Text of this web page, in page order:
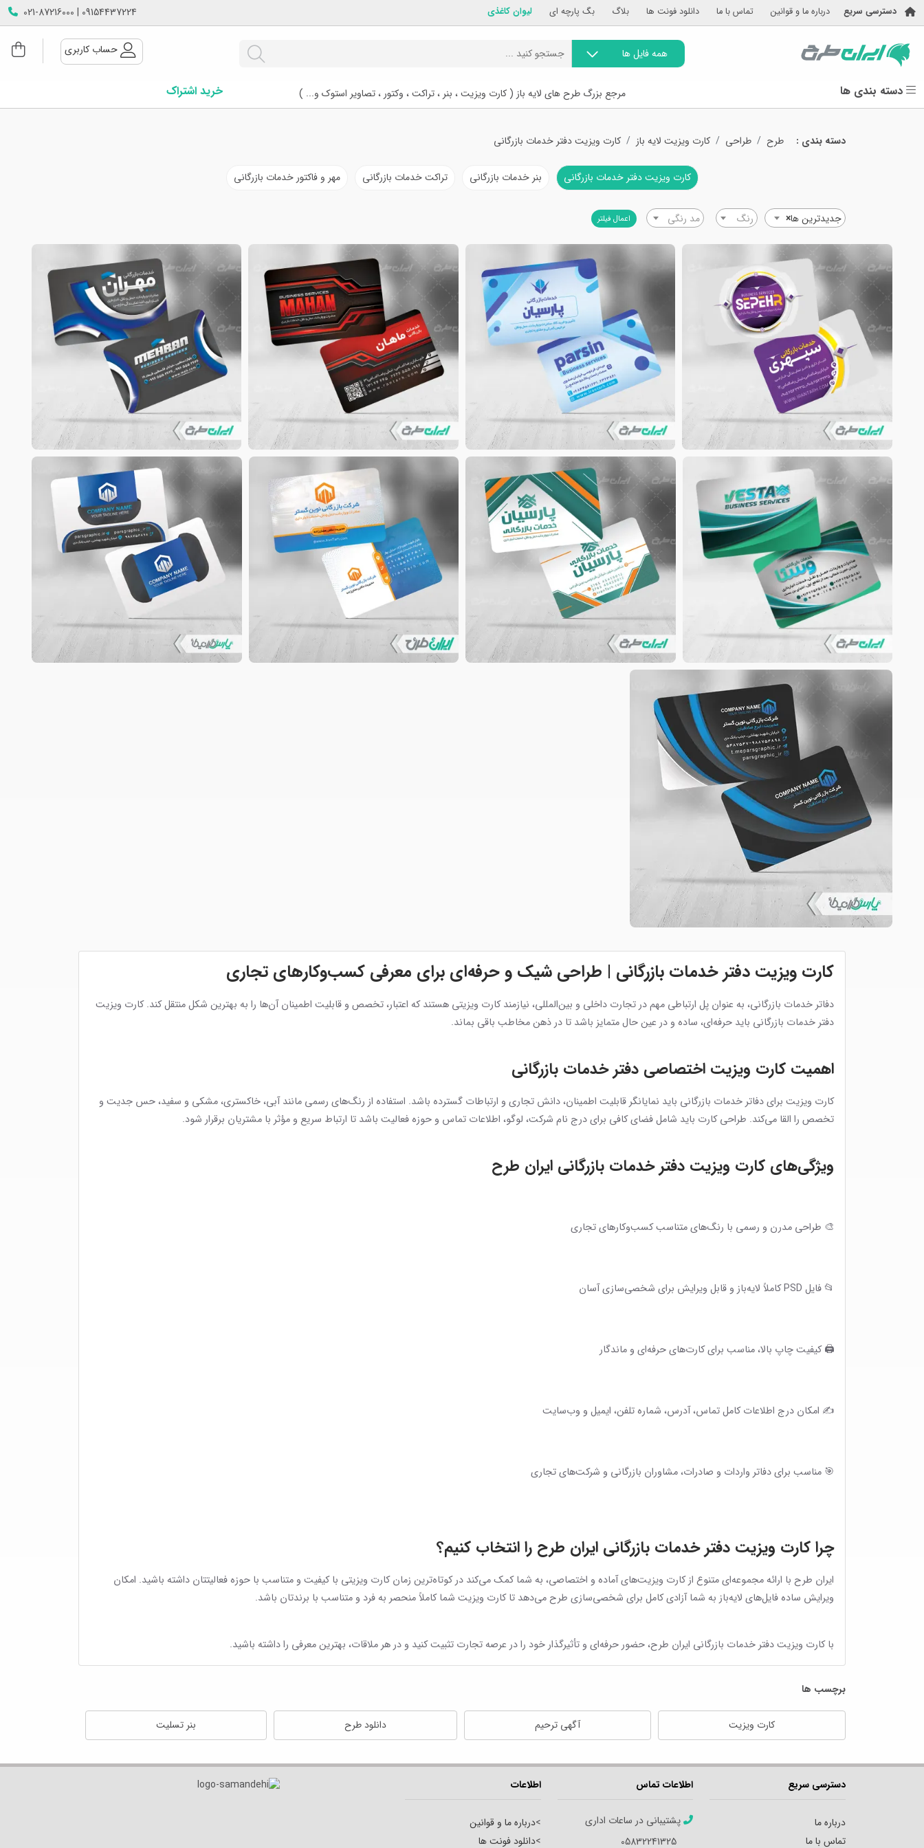
دسترسی سریع درباره ما و قوانین تماس با ما دانلود فونت ها بلاگ بگ پارچه ای لیوان کاغذی 09154437224 | 021-87216000
همه فایل ها حساب کاربری
دسته بندی ها مرجع بزرگ طرح های لایه باز ( کارت ویزیت ، بنر ، تراکت ، وکتور ، تصاویر استوک و... ) خرید اشتراک
دسته بندی : طرح طراحی کارت ویزیت لایه باز کارت ویزیت دفتر خدمات بازرگانی
کارت ویزیت دفتر خدمات بازرگانی بنر خدمات بازرگانی تراکت خدمات بازرگانی مهر و فاکتور خدمات بازرگانی
×جدیدترین ها رنگ مد رنگی اعمال فیلتر
کارت ویزیت دفتر خدمات بازرگانی | طراحی شیک و حرفه‌ای برای معرفی کسب‌وکارهای تجاری
دفاتر خدمات بازرگانی، به عنوان پل ارتباطی مهم در تجارت داخلی و بین‌المللی، نیازمند کارت ویزیتی هستند که اعتبار، تخصص و قابلیت اطمینان آن‌ها را به بهترین شکل منتقل کند. کارت ویزیت
دفتر خدمات بازرگانی باید حرفه‌ای، ساده و در عین حال متمایز باشد تا در ذهن مخاطب باقی بماند.
اهمیت کارت ویزیت اختصاصی دفتر خدمات بازرگانی
کارت ویزیت برای دفاتر خدمات بازرگانی باید نمایانگر قابلیت اطمینان، دانش تجاری و ارتباطات گسترده باشد. استفاده از رنگ‌های رسمی مانند آبی، خاکستری، مشکی و سفید، حس جدیت و
تخصص را القا می‌کند. طراحی کارت باید شامل فضای کافی برای درج نام شرکت، لوگو، اطلاعات تماس و حوزه فعالیت باشد تا ارتباط سریع و مؤثر با مشتریان برقرار شود.
ویژگی‌های کارت ویزیت دفتر خدمات بازرگانی ایران طرح
🎨 طراحی مدرن و رسمی با رنگ‌های متناسب کسب‌وکارهای تجاری
📂 فایل PSD کاملاً لایه‌باز و قابل ویرایش برای شخصی‌سازی آسان
🖨 کیفیت چاپ بالا، مناسب برای کارت‌های حرفه‌ای و ماندگار
✍️ امکان درج اطلاعات کامل تماس، آدرس، شماره تلفن، ایمیل و وب‌سایت
🎯 مناسب برای دفاتر واردات و صادرات، مشاوران بازرگانی و شرکت‌های تجاری
چرا کارت ویزیت دفتر خدمات بازرگانی ایران طرح را انتخاب کنیم؟
ایران طرح با ارائه مجموعه‌ای متنوع از کارت ویزیت‌های آماده و اختصاصی، به شما کمک می‌کند در کوتاه‌ترین زمان کارت ویزیتی با کیفیت و متناسب با حوزه فعالیتتان داشته باشید. امکان
ویرایش ساده فایل‌های لایه‌باز به شما آزادی کامل برای شخصی‌سازی طرح می‌دهد تا کارت ویزیت شما کاملاً منحصر به فرد و متناسب با برندتان باشد.
با کارت ویزیت دفتر خدمات بازرگانی ایران طرح، حضور حرفه‌ای و تأثیرگذار خود را در عرصه تجارت تثبیت کنید و در هر ملاقات، بهترین معرفی را داشته باشید.
برچسب ها
کارت ویزیت آگهی ترحیم دانلود طرح بنر تسلیت
دسترسی سریع
درباره ما
تماس با ما
اطلاعات تماس
پشتیبانی در ساعات اداری
05832241325
اطلاعات
>درباره ما و قوانین
>دانلود فونت ها